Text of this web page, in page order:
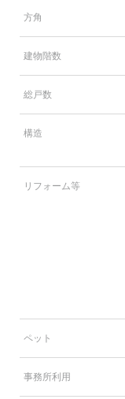
方角
建物階数
総戸数
構造
リフォーム等
ペット
事務所利用